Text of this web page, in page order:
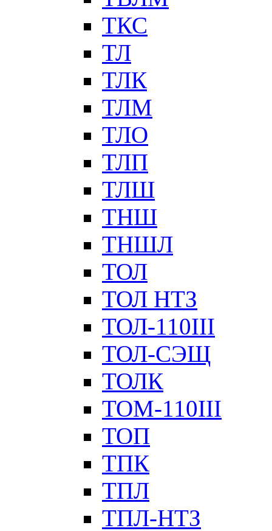
ТКС
ТЛ
ТЛК
ТЛМ
ТЛО
ТЛП
ТЛШ
ТНШ
ТНШЛ
ТОЛ
ТОЛ НТЗ
ТОЛ-110III
ТОЛ-СЭЩ
ТОЛК
ТОМ-110III
ТОП
ТПК
ТПЛ
ТПЛ-НТЗ